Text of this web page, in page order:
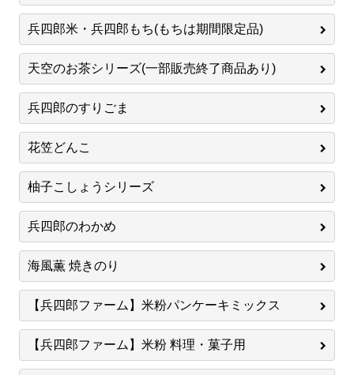
兵四郎米・兵四郎もち(もちは期間限定品)
天空のお茶シリーズ(一部販売終了商品あり)
兵四郎のすりごま
花笠どんこ
柚子こしょうシリーズ
兵四郎のわかめ
海風薫 焼きのり
【兵四郎ファーム】米粉パンケーキミックス
【兵四郎ファーム】米粉 料理・菓子用